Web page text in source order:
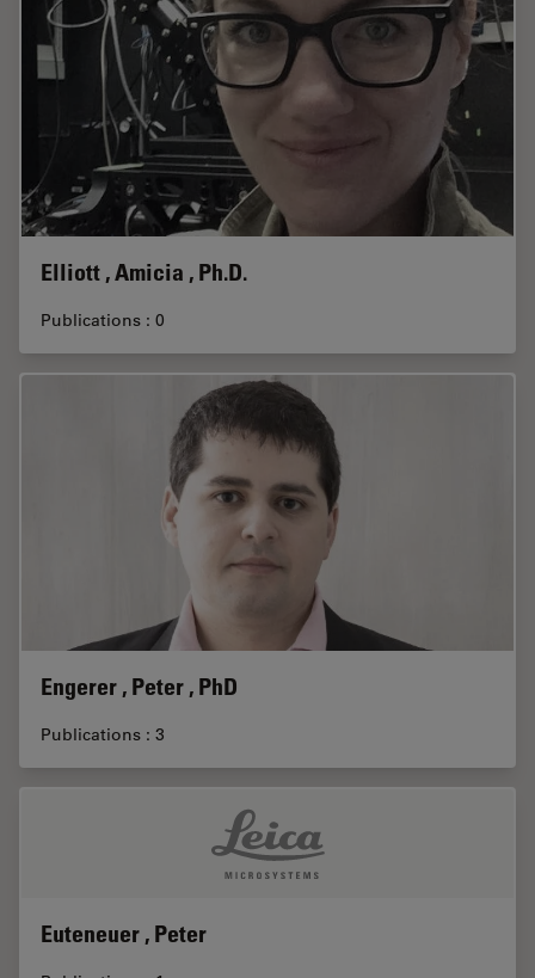
Elliott , Amicia , Ph.D.
Publications : 0
Engerer , Peter , PhD
Publications : 3
Euteneuer , Peter